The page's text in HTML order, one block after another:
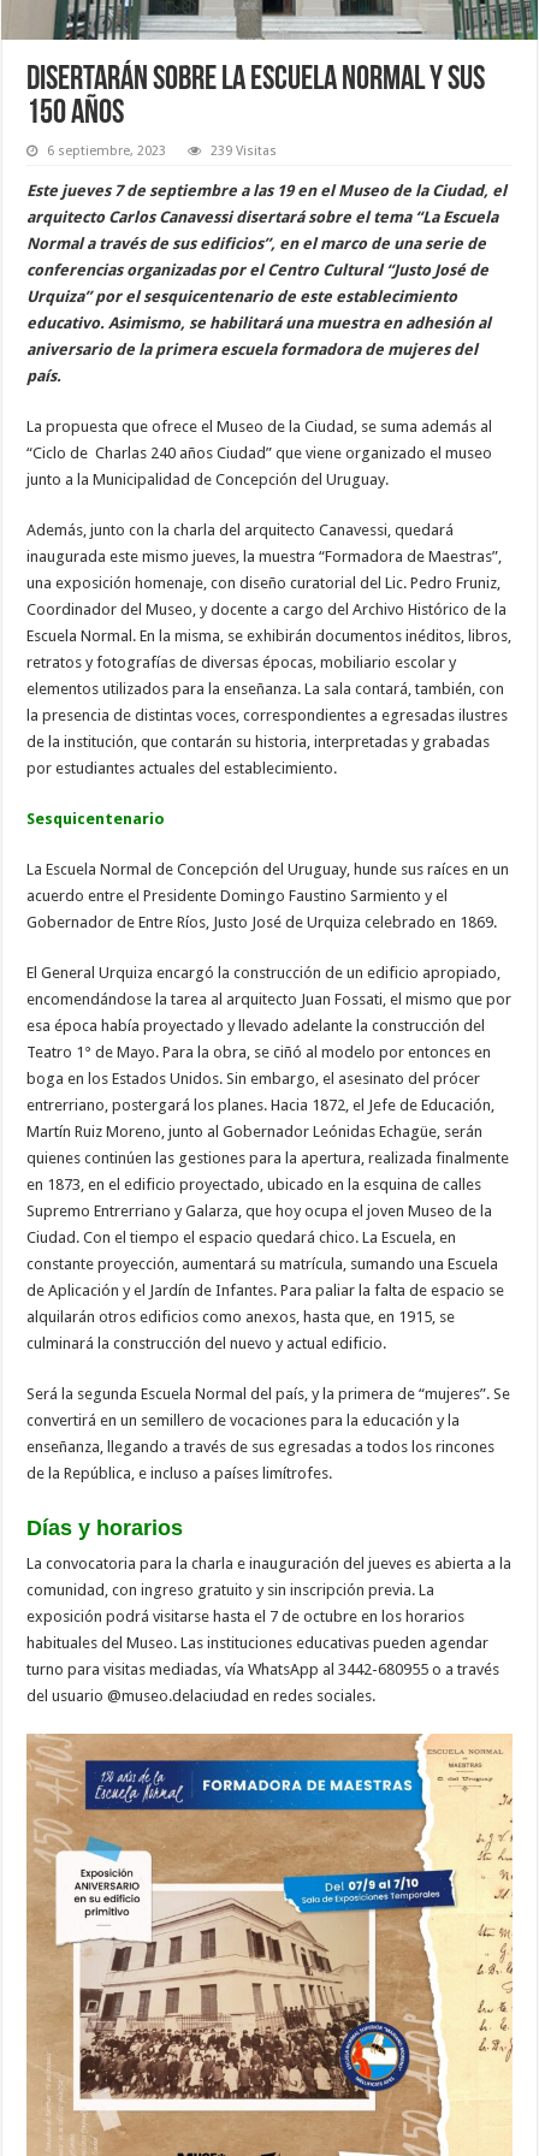
Disertarán sobre la Escuela Normal y sus
150 años
6 septiembre, 2023 239 Visitas
Este jueves 7 de septiembre a las 19 en el Museo de la Ciudad, el
arquitecto Carlos Canavessi disertará sobre el tema “La Escuela
Normal a través de sus edificios”, en el marco de una serie de
conferencias organizadas por el Centro Cultural “Justo José de
Urquiza” por el sesquicentenario de este establecimiento
educativo. Asimismo, se habilitará una muestra en adhesión al
aniversario de la primera escuela formadora de mujeres del
país.
La propuesta que ofrece el Museo de la Ciudad, se suma además al
“Ciclo de Charlas 240 años Ciudad” que viene organizado el museo
junto a la Municipalidad de Concepción del Uruguay.
Además, junto con la charla del arquitecto Canavessi, quedará
inaugurada este mismo jueves, la muestra “Formadora de Maestras”,
una exposición homenaje, con diseño curatorial del Lic. Pedro Fruniz,
Coordinador del Museo, y docente a cargo del Archivo Histórico de la
Escuela Normal. En la misma, se exhibirán documentos inéditos, libros,
retratos y fotografías de diversas épocas, mobiliario escolar y
elementos utilizados para la enseñanza. La sala contará, también, con
la presencia de distintas voces, correspondientes a egresadas ilustres
de la institución, que contarán su historia, interpretadas y grabadas
por estudiantes actuales del establecimiento.
Sesquicentenario
La Escuela Normal de Concepción del Uruguay, hunde sus raíces en un
acuerdo entre el Presidente Domingo Faustino Sarmiento y el
Gobernador de Entre Ríos, Justo José de Urquiza celebrado en 1869.
El General Urquiza encargó la construcción de un edificio apropiado,
encomendándose la tarea al arquitecto Juan Fossati, el mismo que por
esa época había proyectado y llevado adelante la construcción del
Teatro 1° de Mayo. Para la obra, se ciñó al modelo por entonces en
boga en los Estados Unidos. Sin embargo, el asesinato del prócer
entrerriano, postergará los planes. Hacia 1872, el Jefe de Educación,
Martín Ruiz Moreno, junto al Gobernador Leónidas Echagüe, serán
quienes continúen las gestiones para la apertura, realizada finalmente
en 1873, en el edificio proyectado, ubicado en la esquina de calles
Supremo Entrerriano y Galarza, que hoy ocupa el joven Museo de la
Ciudad. Con el tiempo el espacio quedará chico. La Escuela, en
constante proyección, aumentará su matrícula, sumando una Escuela
de Aplicación y el Jardín de Infantes. Para paliar la falta de espacio se
alquilarán otros edificios como anexos, hasta que, en 1915, se
culminará la construcción del nuevo y actual edificio.
Será la segunda Escuela Normal del país, y la primera de “mujeres”. Se
convertirá en un semillero de vocaciones para la educación y la
enseñanza, llegando a través de sus egresadas a todos los rincones
de la República, e incluso a países limítrofes.
Días y horarios
La convocatoria para la charla e inauguración del jueves es abierta a la
comunidad, con ingreso gratuito y sin inscripción previa. La
exposición podrá visitarse hasta el 7 de octubre en los horarios
habituales del Museo. Las instituciones educativas pueden agendar
turno para visitas mediadas, vía WhatsApp al 3442-680955 o a través
del usuario @museo.delaciudad en redes sociales.